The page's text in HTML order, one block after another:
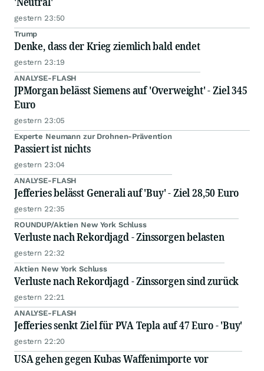
gestern 23:50
Trump
Denke, dass der Krieg ziemlich bald endet
gestern 23:19
ANALYSE-FLASH
JPMorgan belässt Siemens auf 'Overweight' - Ziel 345
Euro
gestern 23:05
Experte Neumann zur Drohnen-Prävention
Passiert ist nichts
gestern 23:04
ANALYSE-FLASH
Jefferies belässt Generali auf 'Buy' - Ziel 28,50 Euro
gestern 22:35
ROUNDUP/Aktien New York Schluss
Verluste nach Rekordjagd - Zinssorgen belasten
gestern 22:32
Aktien New York Schluss
Verluste nach Rekordjagd - Zinssorgen sind zurück
gestern 22:21
ANALYSE-FLASH
Jefferies senkt Ziel für PVA Tepla auf 47 Euro - 'Buy'
gestern 22:20
USA gehen gegen Kubas Waffenimporte vor